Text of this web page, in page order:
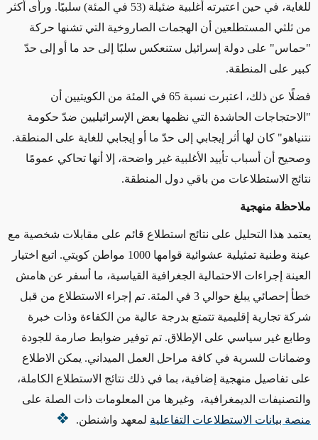
للغاية، في حين اعتبرته أغلبية ضئيلة (53 في المئة) سلبيًا. ورأى أكثر
من ثلثي المستطلعين أن الهجمات الصاروخية التي تشنها حركة
"حماس" على دولة إسرائيل ستنعكس سلبًا إلى حد ما أو إلى حدّ
كبير على المنطقة.
فضلًا عن ذلك، اعتبرت نسبة 65 في المئة من الكويتيين أن
"الاحتجاجات الحاشدة التي نظمها بعض الإسرائيليين ضدّ حكومة
نتنياهو" كان لها أثر إيجابي إلى حدّ ما أو إيجابي للغاية على المنطقة.
وصحيح أن أسباب تأييد الأغلبية غير واضحة، إلا أنها تحاكي عمومًا
نتائج الاستطلاعات من باقي دول المنطقة.
ملاحظة منهجية
يعتمد هذا التحليل على نتائج استطلاع قائم على مقابلات شخصية مع
عينة وطنية تمثيلية عشوائية قوامها 1000 مواطن كويتي. اتبع اختيار
العينة إجراءات الاحتمالية الجغرافية القياسية، ما أسفر عن هامش
خطأ إحصائي يبلغ حوالي 3 في المئة. تم إجراء الاستطلاع من قبل
شركة تجارية إقليمية تتمتع بدرجة عالية من الكفاءة وذات خبرة
وطابع غير سياسي على الإطلاق. تم توفير ضوابط صارمة للجودة
وضمانات للسرية في كافة مراحل العمل الميداني. يمكن الاطلاع
على تفاصيل منهجية إضافية، بما في ذلك نتائج الاستطلاع الكاملة،
والتصنيفات الديمغرافية، وغيرها من المعلومات ذات الصلة على
منصة بيانات الاستطلاعات التفاعلية لمعهد واشنطن.